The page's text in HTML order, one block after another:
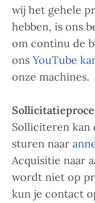
wij het gehele
hebben, is ons
om continu de
ons YouTube
onze machines.
Solliciteren kan
sturen naar
Acquisitie naar
wordt niet op
kun je contact